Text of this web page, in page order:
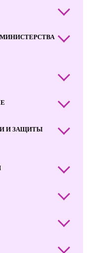
МИНИСТЕРСТВА
И ЗАЩИТЫ